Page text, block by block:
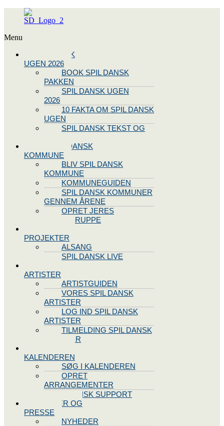
Menu
SPIL DANSK
UGEN 2026
BOOK SPIL DANSK
PAKKEN
SPIL DANSK UGEN
2026
10 FAKTA OM SPIL DANSK
UGEN
SPIL DANSK TEKST OG
BLIV SPIL DANSK
KOMMUNE
BLIV SPIL DANSK
KOMMUNE
KOMMUNEGUIDEN
SPIL DANSK KOMMUNER
GENNEM ÅRENE
OPRET JERES
STYREGRUPPE
PROJEKTER
ALSANG
SPIL DANSK LIVE
ARTISTER
ARTISTGUIDEN
VORES SPIL DANSK
ARTISTER
LOG IND SPIL DANSK
ARTISTER
TILMELDING SPIL DANSK
ARTISTER
KALENDEREN
SØG I KALENDEREN
OPRET
ARRANGEMENTER
TEKNISK SUPPORT
NYHEDER OG
PRESSE
NYHEDER